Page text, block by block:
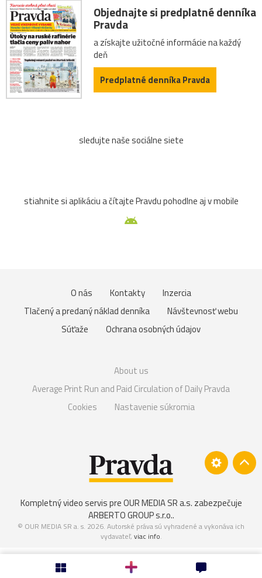
Objednajte si predplatné denníka
Pravda
a získajte užitočné informácie na každý
deň
Predplatné denníka Pravda
sledujte naše sociálne siete
stiahnite si aplikáciu a čítajte Pravdu pohodlne aj v mobile
O nás Kontakty
Inzercia
Tlačený a predaný náklad denníka
Návštevnosť webu
Súťaže
Ochrana osobných údajov
About us
Average Print Run and Paid Circulation of Daily Pravda
Cookies
Nastavenie súkromia
Kompletný video servis pre OUR MEDIA SR a.s. zabezpečuje
ARBERTO GROUP s.r.o..
© OUR MEDIA SR a. s. 2026. Autorské práva sú vyhradené a vykonáva ich
vydavateľ, viac info.